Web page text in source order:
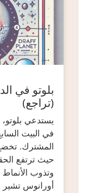
بلوتو في
(تراجع)
يستدعي بلوتو،
في البيت
المشترك.
حيث ترتفع
وتذوب الأنماط
أورانوس تشير